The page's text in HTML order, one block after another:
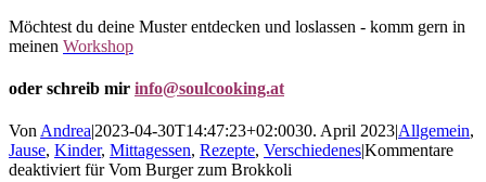
Möchtest du deine Muster entdecken und loslassen - komm gern in
meinen Workshop
oder schreib mir info@soulcooking.at
Von Andrea|2023-04-30T14:47:23+02:0030. April 2023|Allgemein,
Jause, Kinder, Mittagessen, Rezepte, Verschiedenes|Kommentare
deaktiviert für Vom Burger zum Brokkoli